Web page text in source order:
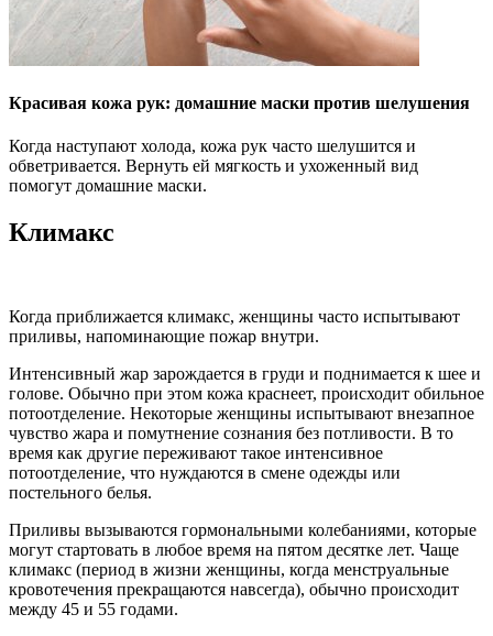
Красивая кожа рук: домашние маски против шелушения
Когда наступают холода, кожа рук часто шелушится и
обветривается. Вернуть ей мягкость и ухоженный вид
помогут домашние маски.
Климакс
Когда приближается климакс, женщины часто испытывают
приливы, напоминающие пожар внутри.
Интенсивный жар зарождается в груди и поднимается к шее и
голове. Обычно при этом кожа краснеет, происходит обильное
потоотделение. Некоторые женщины испытывают внезапное
чувство жара и помутнение сознания без потливости. В то
время как другие переживают такое интенсивное
потоотделение, что нуждаются в смене одежды или
постельного белья.
Приливы вызываются гормональными колебаниями, которые
могут стартовать в любое время на пятом десятке лет. Чаще
климакс (период в жизни женщины, когда менструальные
кровотечения прекращаются навсегда), обычно происходит
между 45 и 55 годами.